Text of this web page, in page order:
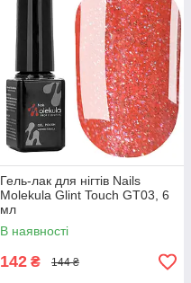
Гель-лак для нігтів Nails
Molekula Glint Touch GT03, 6
мл
В наявності
142 ₴ 144 ₴